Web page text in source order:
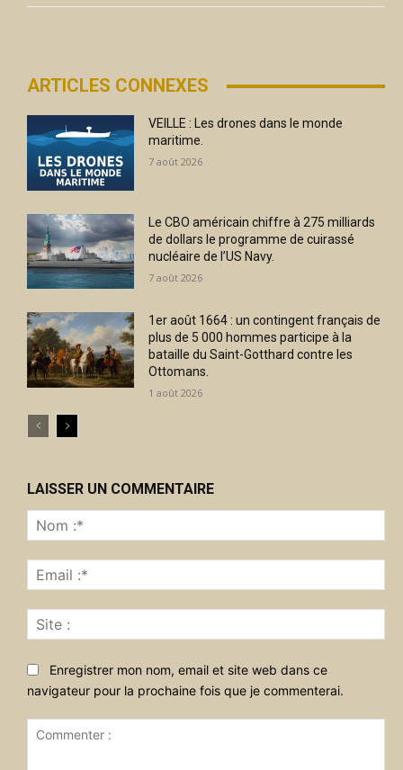
ARTICLES CONNEXES
VEILLE : Les drones dans le monde
maritime.
7 août 2026
Le CBO américain chiffre à 275 milliards
de dollars le programme de cuirassé
nucléaire de l’US Navy.
7 août 2026
1er août 1664 : un contingent français de
plus de 5 000 hommes participe à la
bataille du Saint-Gotthard contre les
Ottomans.
1 août 2026
LAISSER UN COMMENTAIRE
:*
:*
:
Enregistrer mon nom, email et site web dans ce
navigateur pour la prochaine fois que je commenterai.